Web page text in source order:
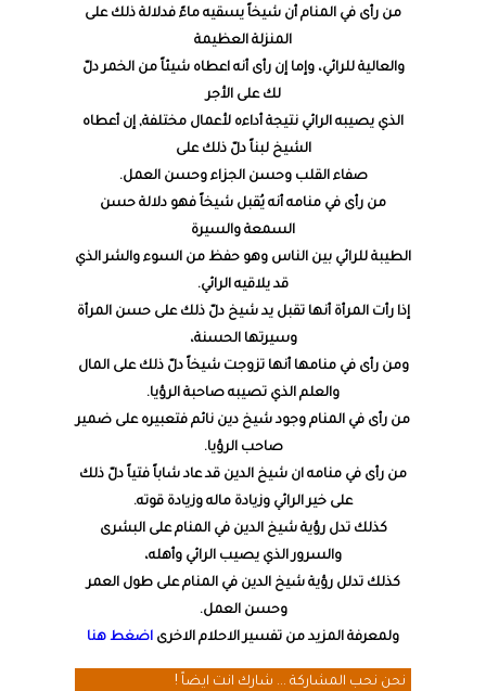
من رأى في المنام أن شيخاً يسقيه ماءً فدلالة ذلك على
المنزلة العظيمة
والعالية للرائي، وإما إن رأى أنه اعطاه شيئاً من الخمر دلّ
لك على الأجر
الذي يصيبه الرائي نتيجة أداءه لأعمال مختلفة, إن أعطاه
الشيخ لبناً دلّ ذلك على
صفاء القلب وحسن الجزاء وحسن العمل.
من رأى في منامه أنه يُقبل شيخاً فهو دلالة حسن
السمعة والسيرة
الطيبة للرائي بين الناس وهو حفظ من السوء والشر الذي
قد يلاقيه الرائي.
إذا رأت المرأة أنها تقبل يد شيخ دلّ ذلك على حسن المرأة
وسيرتها الحسنة،
ومن رأى في منامها أنها تزوجت شيخاً دلّ ذلك على المال
والعلم الذي تصيبه صاحبة الرؤيا.
من رأى في المنام وجود شيخ دين نائم فتعبيره على ضمير
صاحب الرؤيا.
من رأى في منامه ان شيخ الدين قد عاد شاباً فتياً دلّ ذلك
على خير الرائي وزيادة ماله وزيادة قوته.
كذلك تدل رؤية شيخ الدين في المنام على البشرى
والسرور الذي يصيب الرائي وأهله،
كذلك تدلل رؤية شيخ الدين في المنام على طول العمر
وحسن العمل.
ولمعرفة المزيد من تفسير الاحلام الاخرى اضغط هنا
نحن نحب المشاركة ... شارك انت ايضاً !